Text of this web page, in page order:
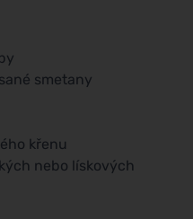
smetany
křenu
nebo lískových